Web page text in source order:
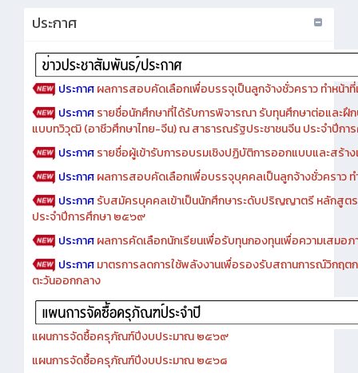
ประกาศผลการสอบคัดเลือกเพื่อบรรจุเป็นลูกจ้างชั่วคราว ทำหน้าที่
ประกาศ รายชื่อนักศึกษาที่ได้รับการพิจารณา รับทุนศึกษาต่อและฝึ
แบบทวิวุฒิ (อาชีวศึกษาไทย-จีน) ณ สาธารณรัฐประชาชนจีน ประจำปีก
ประกาศรายชื่อผู้เข้ารับการอบรมเชิงปฏิบัติการออกแบบและสร้า
ประกาศผลการสอบคัดเลือกเพื่อบรรจุบุคคลเป็นลูกจ้างชั่วคราว ท
ประกาศรับสมัครบุคคลเข้าเป็นนักศึกษาระดับปริญญาตรี หลักสูต
ประจำปีการศึกษา ๒๕๖๙
ประกาศผลการคัดเลือกนักเรียนเพื่อรับทุนกองทุนเพื่อความเสมอ
ประกาศมาตรการลดการใช้พลังงานเพื่อรองรับสถานการณ์วิกฤ
ตะวันออกกลาง
แผนการจัดซื้อครุภัณฑ์ปีงบประมาณ ๒๕๖๙